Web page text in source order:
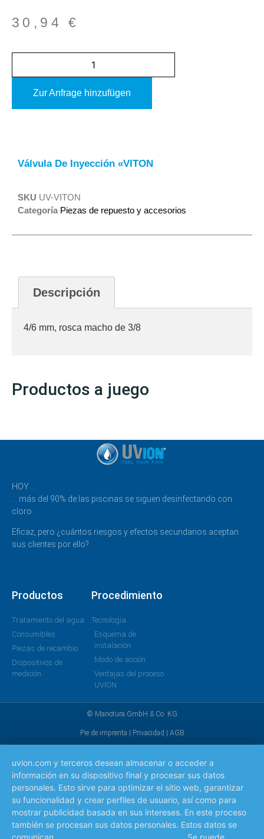
30,94€
Zur Anfrage hinzufügen
Productos a juego
Válvula De Inyección «VITON
SKU UV-VITON
Categoría Piezas de repuesto y accesorios
Descripción
4/6 mm, rosca macho de 3/8
HOY …
… más del 90% de las piscinas se siguen desinfectando con
cloro.
Eficaz, pero ¿cuántos riesgos y efectos secundarios aceptan
sus clientes por ello?
Productos
Tratamiento del agua
Consumibles
Piezas de recambio
Dispositivos de
medición
Procedimiento
Tecnología
Esquema de
instalación
Modo de acción
Ventajas del proceso
UVION
© Manotura GmbH & Co. KG
Pie de imprenta Privacidad AGB
uvion.com y terceros desean almacenar o acceder a
información en su dispositivo final y procesar sus datos
personales. Esto sirve para optimizar el sitio web, garantizar
su funcionalidad y crear perfiles de usuario, así como para
mostrar publicidad basada en sus intereses. En este proceso
también se procesan sus datos personales. Estos datos se
comunican
. Se puede